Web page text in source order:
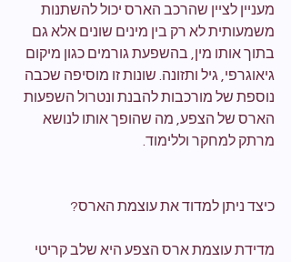
מעניין לציין שהרכב הארס יכול להשתנות
משמעותית לא רק בין מינים שונים אלא גם
בתוך אותו מין, בהשפעת גורמים כגון מיקום
גיאוגרפי, גיל ותזונה. שונות זו מוסיפה שכבה
נוספת של מורכבות להבנת ונטרול השפעות
הארס של הצפע, מה שהופך אותו לנושא
מרתק למחקר וללימוד.
כיצד ניתן למדוד את עוצמת הארס?
מדידת עוצמת ארס הצפע היא שלב קריטי